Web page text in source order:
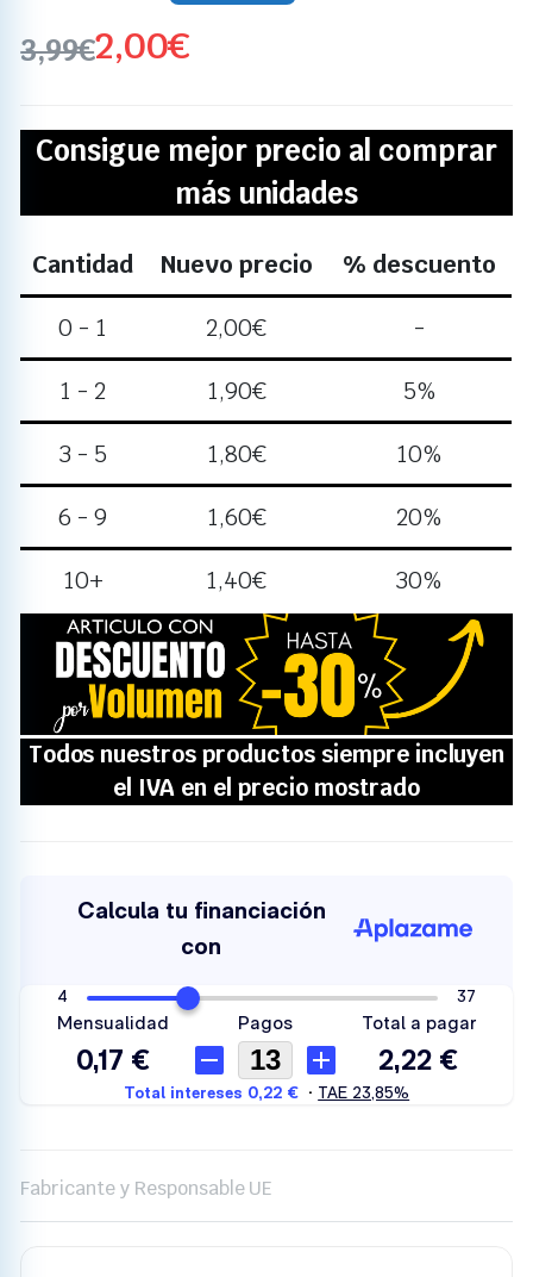
3,99€2,00€
Consigue mejor precio al comprar
más unidades
Cantidad Nuevo precio % descuento
0 - 1 2,00€ -
1 - 2 1,90€ 5%
3 - 5 1,80€ 10%
6 - 9 1,60€ 20%
10+ 1,40€ 30%
Fabricante y Responsable UE